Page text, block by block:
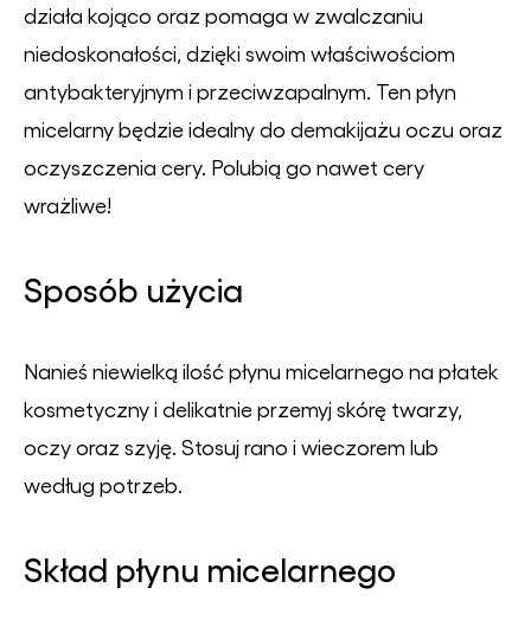
działa kojąco oraz pomaga w zwalczaniu
niedoskonałości, dzięki swoim właściwościom
antybakteryjnym i przeciwzapalnym. Ten płyn
micelarny będzie idealny do demakijażu oczu oraz
oczyszczenia cery. Polubią go nawet cery
wrażliwe!
Sposób użycia
Nanieś niewielką ilość płynu micelarnego na płatek
kosmetyczny i delikatnie przemyj skórę twarzy,
oczy oraz szyję. Stosuj rano i wieczorem lub
według potrzeb.
Skład płynu micelarnego